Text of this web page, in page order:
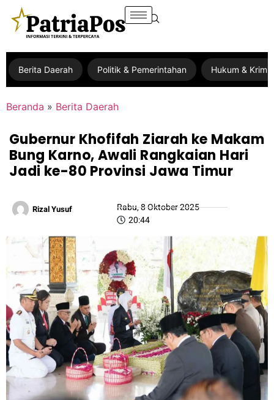
Berita Daerah Politik & Pemerintahan Hukum &
Beranda » Berita Daerah
Gubernur Khofifah Ziarah ke Makam
Bung Karno, Awali Rangkaian Hari
Jadi ke-80 Provinsi Jawa Timur
Rizal Yusuf
Rabu, 8 Oktober 2025
20:44